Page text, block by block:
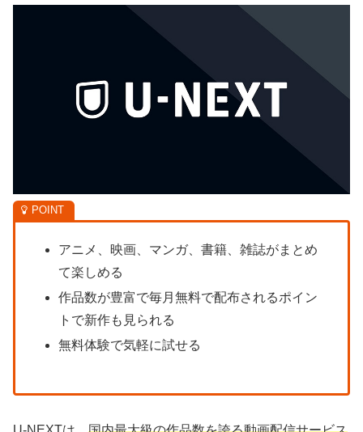
アニメ、映画、マンガ、書籍、雑誌がまとめ
て楽しめる
作品数が豊富で毎月無料で配布されるポイン
トで新作も見られる
無料体験で気軽に試せる